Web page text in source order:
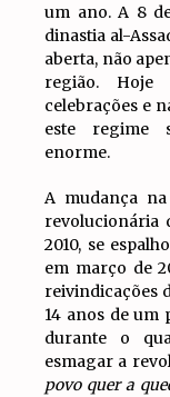
um ano. A 8
dinastia al-
aberta, não
região. Hoje
celebrações e
este regime
enorme.
A mudança
revolucionária
2010, se
em março de
reivindicações
14 anos de um
durante o
esmagar a
povo quer a